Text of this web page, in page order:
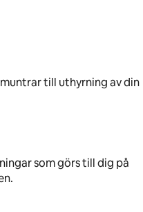
till uthyrning av din
som görs till dig på